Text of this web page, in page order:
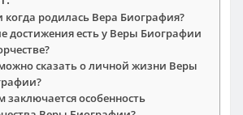
когда родилась Вера Биография?
достижения есть у Веры Биографии
сказать о личной жизни Веры
заключается особенность